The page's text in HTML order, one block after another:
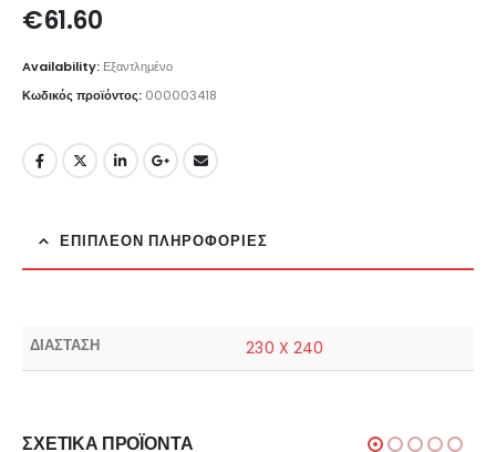
€61.60
Availability: Εξαντλημένο
Κωδικός προϊόντος: 000003418
ΕΠΙΠΛΈΟΝ ΠΛΗΡΟΦΟΡΊΕΣ
ΔΙΑΣΤΑΣΗ 230 X 240
ΣΧΕΤΙΚΆ ΠΡΟΪΌΝΤΑ